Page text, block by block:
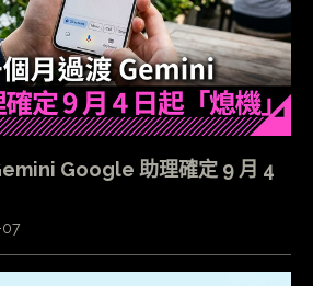
Google 助理確定 9 月 4